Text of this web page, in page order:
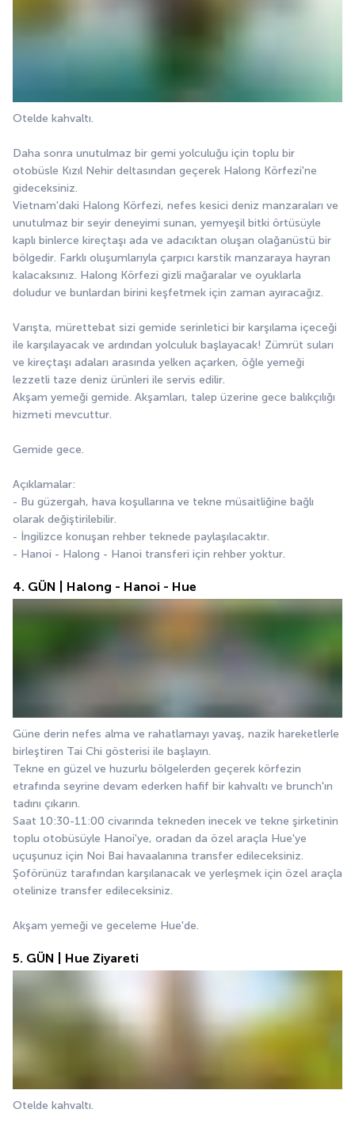
Otelde kahvaltı.
Daha sonra unutulmaz bir gemi yolculuğu için toplu bir
otobüsle Kızıl Nehir deltasından geçerek Halong Körfezi'ne
gideceksiniz.
Vietnam'daki Halong Körfezi, nefes kesici deniz manzaraları ve
unutulmaz bir seyir deneyimi sunan, yemyeşil bitki örtüsüyle
kaplı binlerce kireçtaşı ada ve adacıktan oluşan olağanüstü bir
bölgedir. Farklı oluşumlarıyla çarpıcı karstik manzaraya hayran
kalacaksınız. Halong Körfezi gizli mağaralar ve oyuklarla
doludur ve bunlardan birini keşfetmek için zaman ayıracağız.
Varışta, mürettebat sizi gemide serinletici bir karşılama içeceği
ile karşılayacak ve ardından yolculuk başlayacak! Zümrüt suları
ve kireçtaşı adaları arasında yelken açarken, öğle yemeği
lezzetli taze deniz ürünleri ile servis edilir.
Akşam yemeği gemide. Akşamları, talep üzerine gece balıkçılığı
hizmeti mevcuttur.
Gemide gece.
Açıklamalar:
- Bu güzergah, hava koşullarına ve tekne müsaitliğine bağlı
olarak değiştirilebilir.
- İngilizce konuşan rehber teknede paylaşılacaktır.
- Hanoi - Halong - Hanoi transferi için rehber yoktur.
4. GÜN | Halong - Hanoi - Hue
Güne derin nefes alma ve rahatlamayı yavaş, nazik hareketlerle
birleştiren Tai Chi gösterisi ile başlayın.
Tekne en güzel ve huzurlu bölgelerden geçerek körfezin
etrafında seyrine devam ederken hafif bir kahvaltı ve brunch'ın
tadını çıkarın.
Saat 10:30-11:00 civarında tekneden inecek ve tekne şirketinin
toplu otobüsüyle Hanoi'ye, oradan da özel araçla Hue'ye
uçuşunuz için Noi Bai havaalanına transfer edileceksiniz.
Şoförünüz tarafından karşılanacak ve yerleşmek için özel araçla
otelinize transfer edileceksiniz.
Akşam yemeği ve geceleme Hue'de.
5. GÜN | Hue Ziyareti
Otelde kahvaltı.